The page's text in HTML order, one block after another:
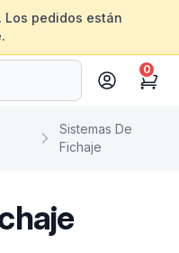
Los pedidos están
Cart
0
Sistemas De
Fichaje